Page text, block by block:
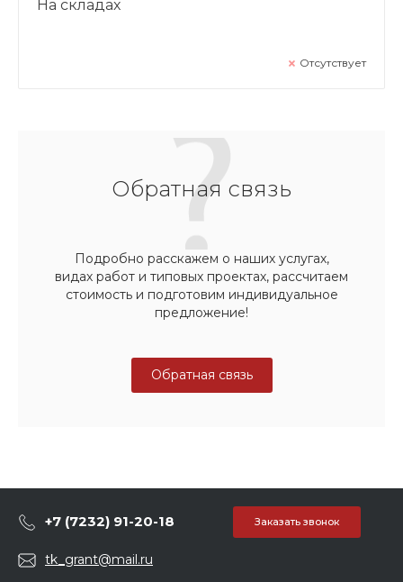
На складах
Отсутствует
Обратная связь
Подробно расскажем о наших услугах,
видах работ и типовых проектах, рассчитаем
стоимость и подготовим индивидуальное
предложение!
Обратная связь
+7 (7232) 91-20-18 Заказать звонок
tk_grant@mail.ru